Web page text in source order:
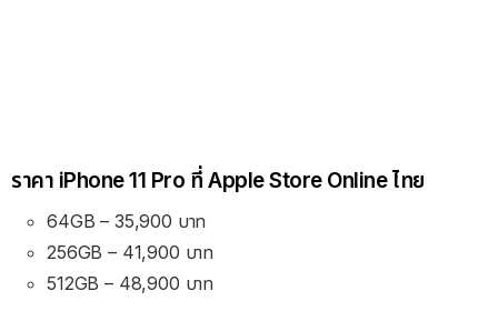
ราคา iPhone 11 Pro ที่ Apple Store Online ไทย
64GB – 35,900 บาท
256GB – 41,900 บาท
512GB – 48,900 บาท